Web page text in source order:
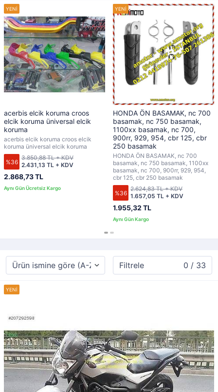
acerbis elcik koruma croos
elcik koruma üniversal elcik
koruma
acerbis elcik koruma croos elcik
koruma üniversal elcik koruma
%36
2.868,73 TL
2.431,13 TL + KDV
3.850,88 TL + KDV
HONDA ÖN BASAMAK, nc 700
basamak, nc 750 basamak,
1100xx basamak, nc 700,
900rr, 929, 954, cbr 125, cbr
250 basamak
HONDA ÖN BASAMAK, nc 700
basamak, nc 750 basamak, 1100xx
basamak, nc 700, 900rr, 929, 954,
cbr 125, cbr 250 basamak
%36
1.955,32 TL
1.657,05 TL + KDV
2.624,83 TL + KDV
Filtrele 0 / 33